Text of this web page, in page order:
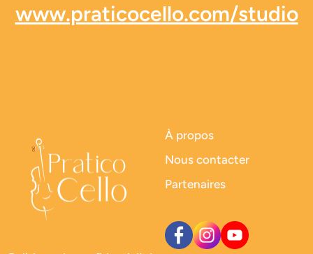
www.praticocello.com/studio
À propos
Nous contacter
Partenaires